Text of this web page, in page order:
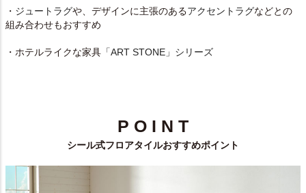
・ ジュートラグや、デザインに主張のあるアクセントラグなどとの
組み合わせもおすすめ
・ホテルライクな家具 「ART STONE」シリーズ
P O I N T
シール式フロアタイルおすすめポイント